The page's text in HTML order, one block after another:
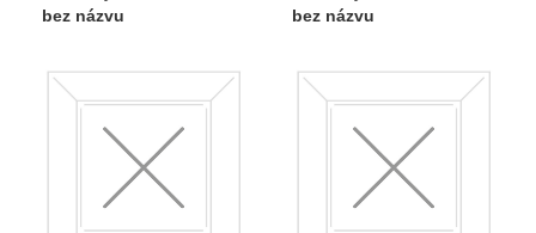
bez názvu
bez názvu